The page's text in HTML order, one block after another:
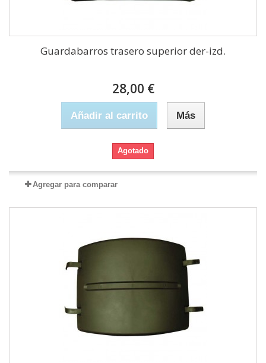
Guardabarros trasero superior der-izd.
28,00 €
Añadir al carrito Más
Agotado
Agregar para comparar